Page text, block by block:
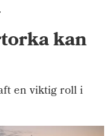
kan
en viktig roll i